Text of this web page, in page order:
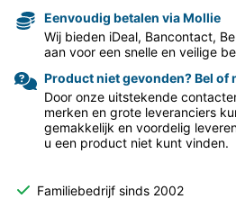
Eenvoudig betalen via Mollie
Wij bieden iDeal, Bancontact,
aan voor een snelle en veilige
Product niet gevonden? Bel of
Door onze uitstekende
merken en grote leveranciers
gemakkelijk en voordelig
u een product niet kunt vinden.
Familiebedrijf sinds 2002